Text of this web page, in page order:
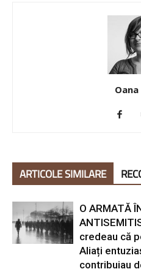
Oana
ARTICOLE SIMILARE
O ARMATĂ
credeau că
Aliați
contribuiau